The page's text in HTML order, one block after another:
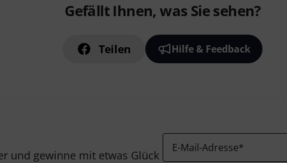
Gefällt Ihnen, was Sie sehen?
Teilen Hilfe & Feedback
und gewinne mit etwas Glück
E-Mail-Adresse*